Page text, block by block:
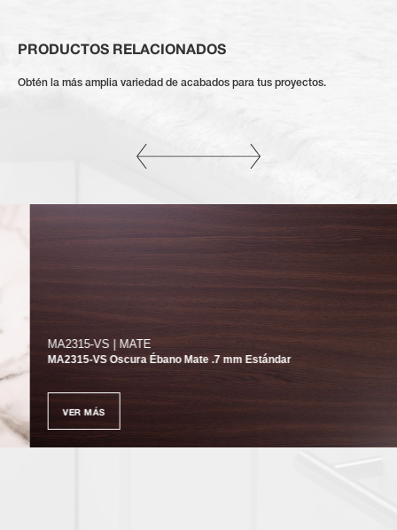
PRODUCTOS RELACIONADOS
Obtén la más amplia variedad de acabados para tus proyectos.
MA2315-VS | MATE
MA2315-VS Oscura Ébano Mate .7 mm Estándar
VER MÁS